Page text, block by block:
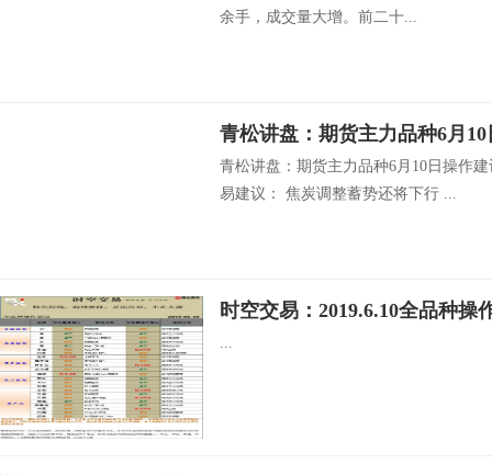
余手，成交量大增。前二十...
青松讲盘：期货主力品种6月
青松讲盘：期货主力品种6月10日操作
易建议： 焦炭调整蓄势还将下行 ...
时空交易：2019.6.10全品种操
...